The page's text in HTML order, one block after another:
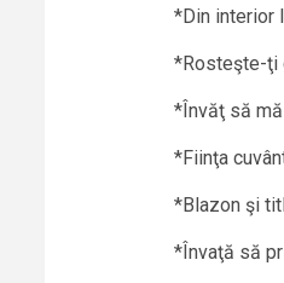
*Din interior
*Rosteşte-ţi
*Învăţ să
*Fiinţa
*Blazon şi
*Învaţă să